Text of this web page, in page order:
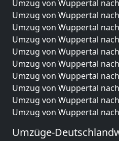
Umzug von Wuppertal
Umzug von Wuppertal
Umzug von Wuppertal
Umzug von Wuppertal
Umzug von Wuppertal
Umzug von Wuppertal
Umzug von Wuppertal
Umzug von Wuppertal
Umzug von Wuppertal
Umzug von Wuppertal
Umzüge-